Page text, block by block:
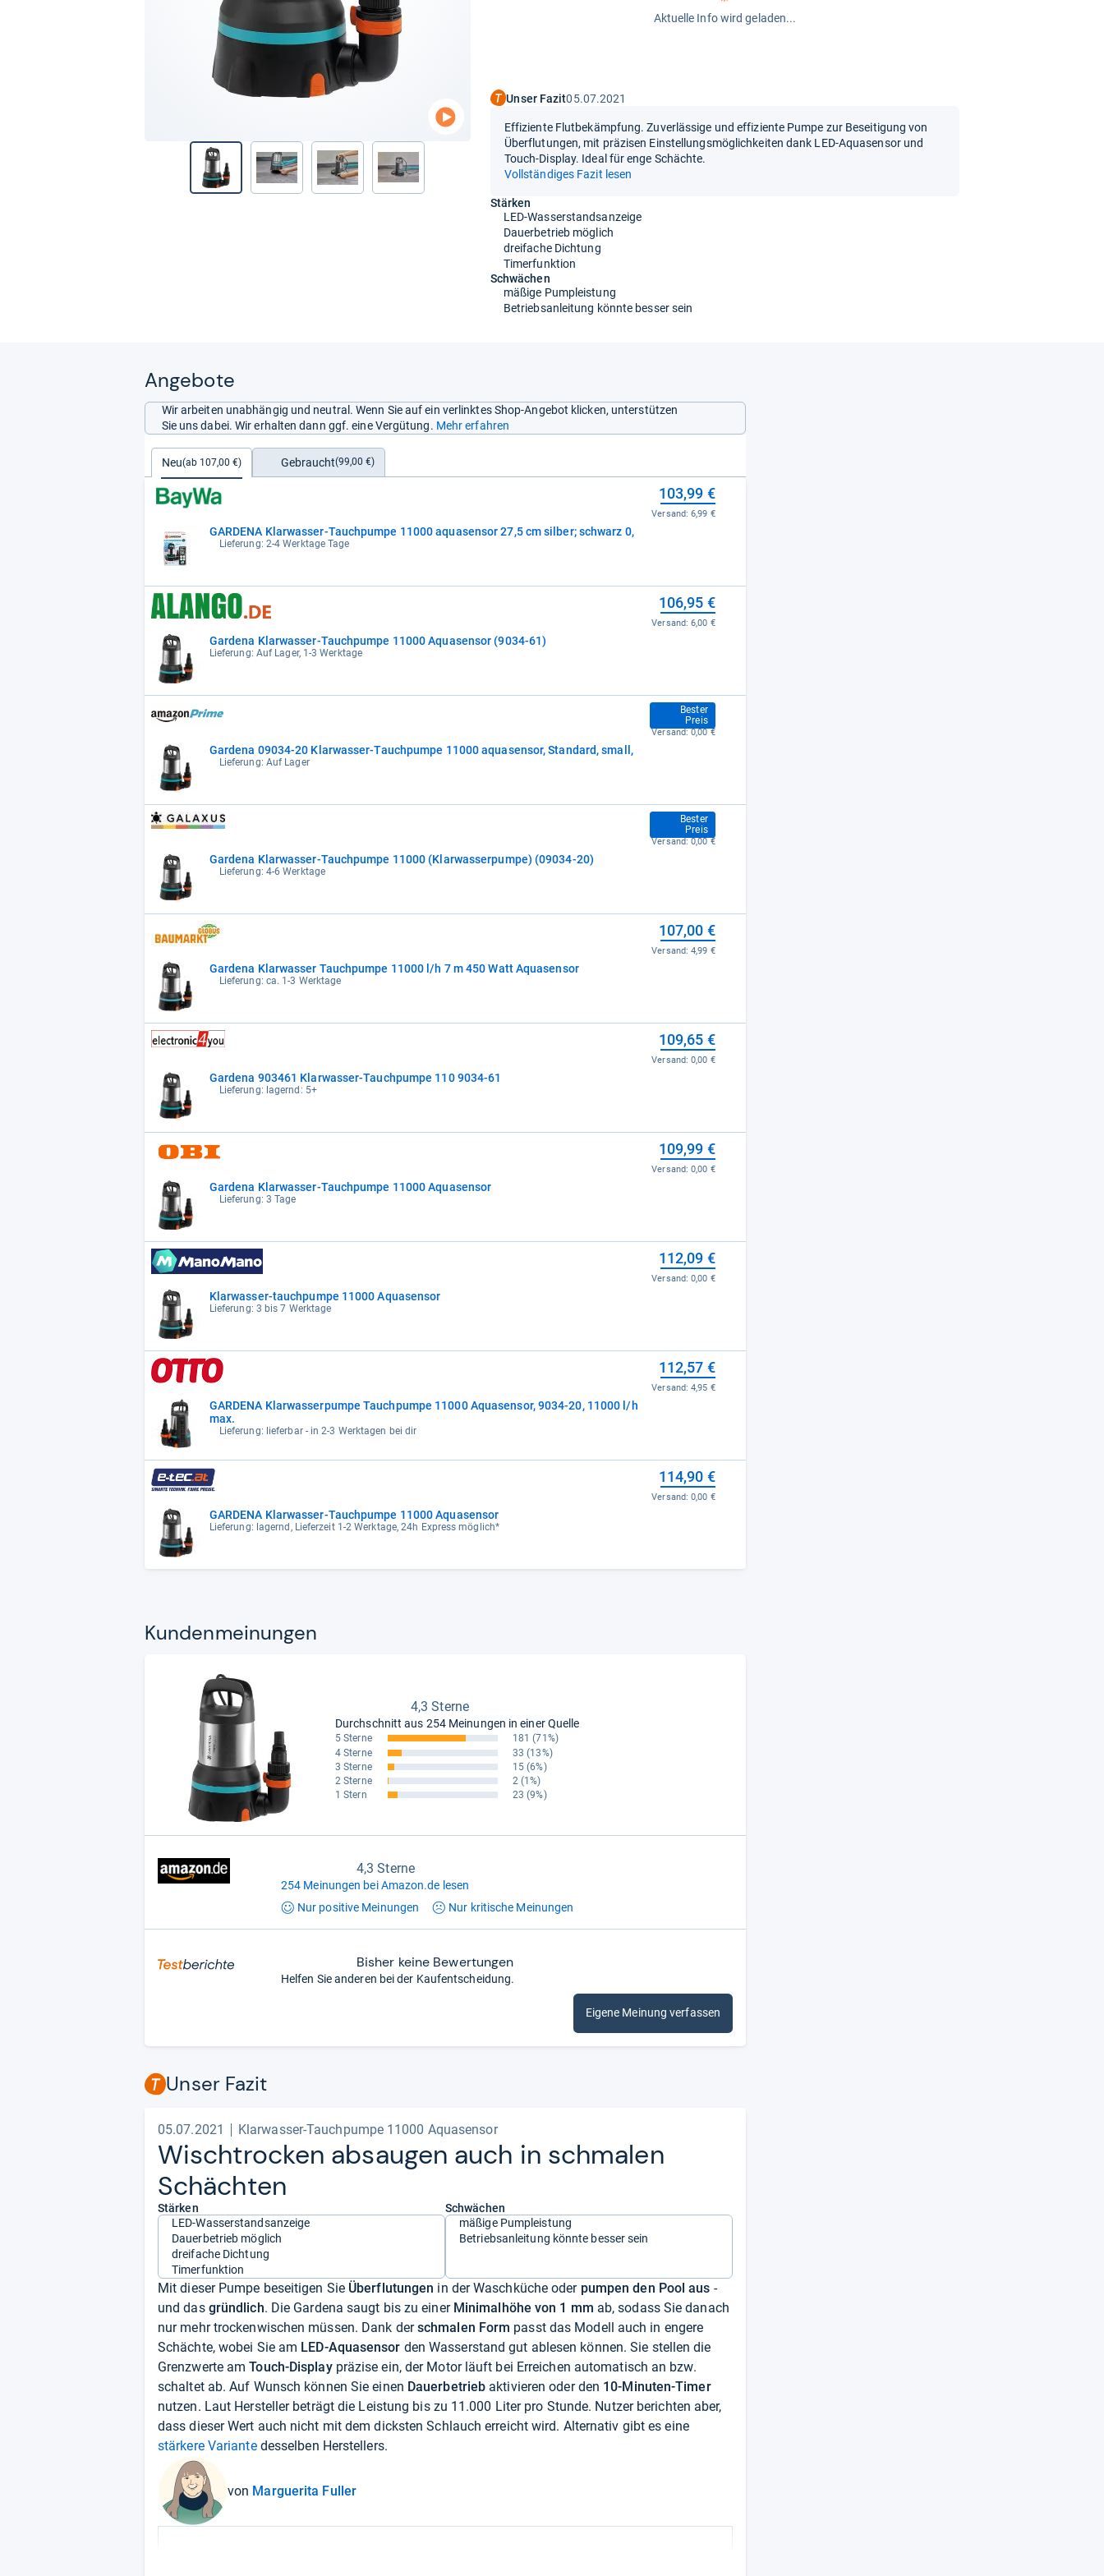
Aktuelle Info wird geladen...
Unser Fazit05.07.2021
Effiziente Flutbekämpfung. Zuverlässige und effiziente Pumpe zur Beseitigung von
Überflutungen, mit präzisen Einstellungsmöglichkeiten dank LED-Aquasensor und
Touch-Display. Ideal für enge Schächte.
Vollständiges Fazit lesen
Stärken
LED-Wasserstandsanzeige
Dauerbetrieb möglich
dreifache Dichtung
Timerfunktion
Schwächen
mäßige Pumpleistung
Betriebsanleitung könnte besser sein
Angebote
Wir arbeiten unabhängig und neutral. Wenn Sie auf ein verlinktes Shop-Angebot klicken, unterstützen
Sie uns dabei. Wir erhalten dann ggf. eine Vergütung. Mehr erfahren
Neu(ab 107,00 €) Gebraucht(99,00 €)
GARDENA Klarwasser-Tauchpumpe 11000 aquasensor 27,5 cm silber; schwarz 0,
Lieferung: 2-4 Werktage Tage
103,99 €
Versand:6,99 €
Gardena Klarwasser-Tauchpumpe 11000 Aquasensor (9034-61)
Lieferung: Auf Lager, 1-3 Werktage
106,95 €
Versand:6,00 €
Gardena 09034-20 Klarwasser-Tauchpumpe 11000 aquasensor, Standard, small,
Lieferung: Auf Lager
Bester
Preis
107,00 €
Versand:0,00 €
Gardena Klarwasser-Tauchpumpe 11000 (Klarwasserpumpe) (09034-20)
Lieferung: 4-6 Werktage
Bester
Preis
107,00 €
Versand:0,00 €
Gardena Klarwasser Tauchpumpe 11000 l/h 7 m 450 Watt Aquasensor
Lieferung: ca. 1-3 Werktage
107,00 €
Versand:4,99 €
Gardena 903461 Klarwasser-Tauchpumpe 110 9034-61
Lieferung: lagernd: 5+
109,65 €
Versand:0,00 €
Gardena Klarwasser-Tauchpumpe 11000 Aquasensor
Lieferung: 3 Tage
109,99 €
Versand:0,00 €
Klarwasser-tauchpumpe 11000 Aquasensor
Lieferung: 3 bis 7 Werktage
112,09 €
Versand:0,00 €
GARDENA Klarwasserpumpe Tauchpumpe 11000 Aquasensor, 9034-20, 11000 l/h
max.
Lieferung: lieferbar - in 2-3 Werktagen bei dir
112,57 €
Versand:4,95 €
GARDENA Klarwasser-Tauchpumpe 11000 Aquasensor
Lieferung: lagernd, Lieferzeit 1-2 Werktage, 24h Express möglich*
114,90 €
Versand:0,00 €
Kun­den­mei­nun­gen
4,3 Sterne
Durchschnitt aus 254 Meinungen in einer Quelle
5 Sterne 181 (71%)
4 Sterne
33 (13%)
3 Sterne
15 (6%)
2 Sterne
2 (1%)
1 Stern
23 (9%)
4,3 Sterne
254 Meinungen bei Amazon.de lesen
Nur positive Meinungen Nur kritische Meinungen
Bisher keine Bewertungen
Helfen Sie anderen bei der Kaufentscheidung.
Eigene Meinung verfassen
Unser Fazit
05.07.2021 Klarwasser-Tauchpumpe 11000 Aquasensor
Wisch­tro­cken absau­gen auch in schma­len
Schäch­ten
Stärken
LED-Wasserstandsanzeige
Dauerbetrieb möglich
dreifache Dichtung
Timerfunktion
Schwächen
mäßige Pumpleistung
Betriebsanleitung könnte besser sein
Mit dieser Pumpe beseitigen Sie Überflutungen in der Waschküche oder pumpen den Pool aus -
und das gründlich. Die Gardena saugt bis zu einer Minimalhöhe von 1 mm ab, sodass Sie danach
nur mehr trockenwischen müssen. Dank derschmalen Form passt das Modell auch in engere
Schächte, wobei Sie am LED-Aquasensor den Wasserstand gut ablesen können. Sie stellen die
Grenzwerte amTouch-Displaypräzise ein, der Motor läuft bei Erreichen automatisch an bzw.
schaltet ab. Auf Wunsch können Sie einen Dauerbetrieb aktivieren oder den 10-Minuten-Timer
nutzen. Laut Hersteller beträgt die Leistung bis zu 11.000 Liter pro Stunde. Nutzer berichten aber,
dass dieser Wert auch nicht mit dem dicksten Schlauch erreicht wird. Alternativ gibt es eine
stärkere Variantedesselben Herstellers.
von Marguerita Fuller